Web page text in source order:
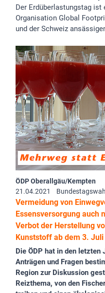
Der Erdüberlastungstag ist
Organisation Global
und der Schweiz
ÖDP Oberallgäu/Kempten
21.04.2021
Bundestagswahl
Vermeidung von
Essensversorgung auch
Verbot der Herstellung
Kunststoff ab dem 3. Juli
Die ÖDP hat in den
Anträgen und Fragen
Region zur Diskussion
Reizthema, von den